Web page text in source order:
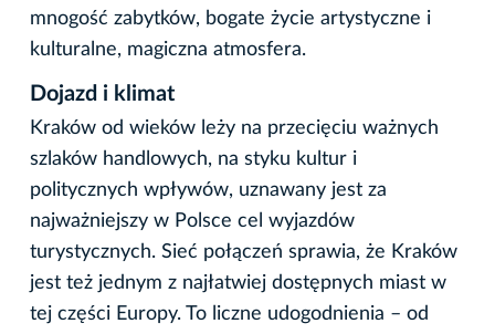
mnogość zabytków, bogate życie artystyczne i
kulturalne, magiczna atmosfera.
Dojazd i klimat
Kraków od wieków leży na przecięciu ważnych
szlaków handlowych, na styku kultur i
politycznych wpływów, uznawany jest za
najważniejszy w Polsce cel wyjazdów
turystycznych. Sieć połączeń sprawia, że Kraków
jest też jednym z najłatwiej dostępnych miast w
tej części Europy. To liczne udogodnienia – od